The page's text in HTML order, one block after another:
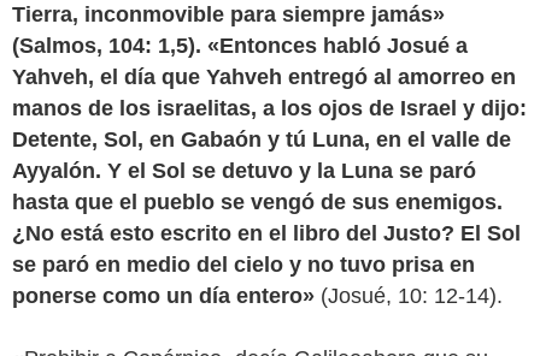
Tierra, inconmovible para siempre jamás»
(Salmos, 104: 1,5). «Entonces habló Josué a
Yahveh, el día que Yahveh entregó al amorreo en
manos de los israelitas, a los ojos de Israel y dijo:
Detente, Sol, en Gabaón y tú Luna, en el valle de
Ayyalón. Y el Sol se detuvo y la Luna se paró
hasta que el pueblo se vengó de sus enemigos.
¿No está esto escrito en el libro del Justo? El Sol
se paró en medio del cielo y no tuvo prisa en
ponerse como un día entero» (Josué, 10: 12-14).